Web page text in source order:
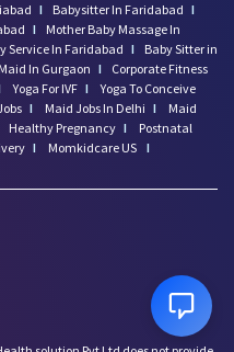
I Babysitter In Faridabad I
I
Mother Baby Massage In
Service In Faridabad I
Baby Sitter in
In Gurgaon I
Corporate Fitness
Yoga For IVF I
Yoga To Conceive
I Maid Jobs In Delhi I
Maid
Healthy Pregnancy I
Postnatal
I Momkidcare US I